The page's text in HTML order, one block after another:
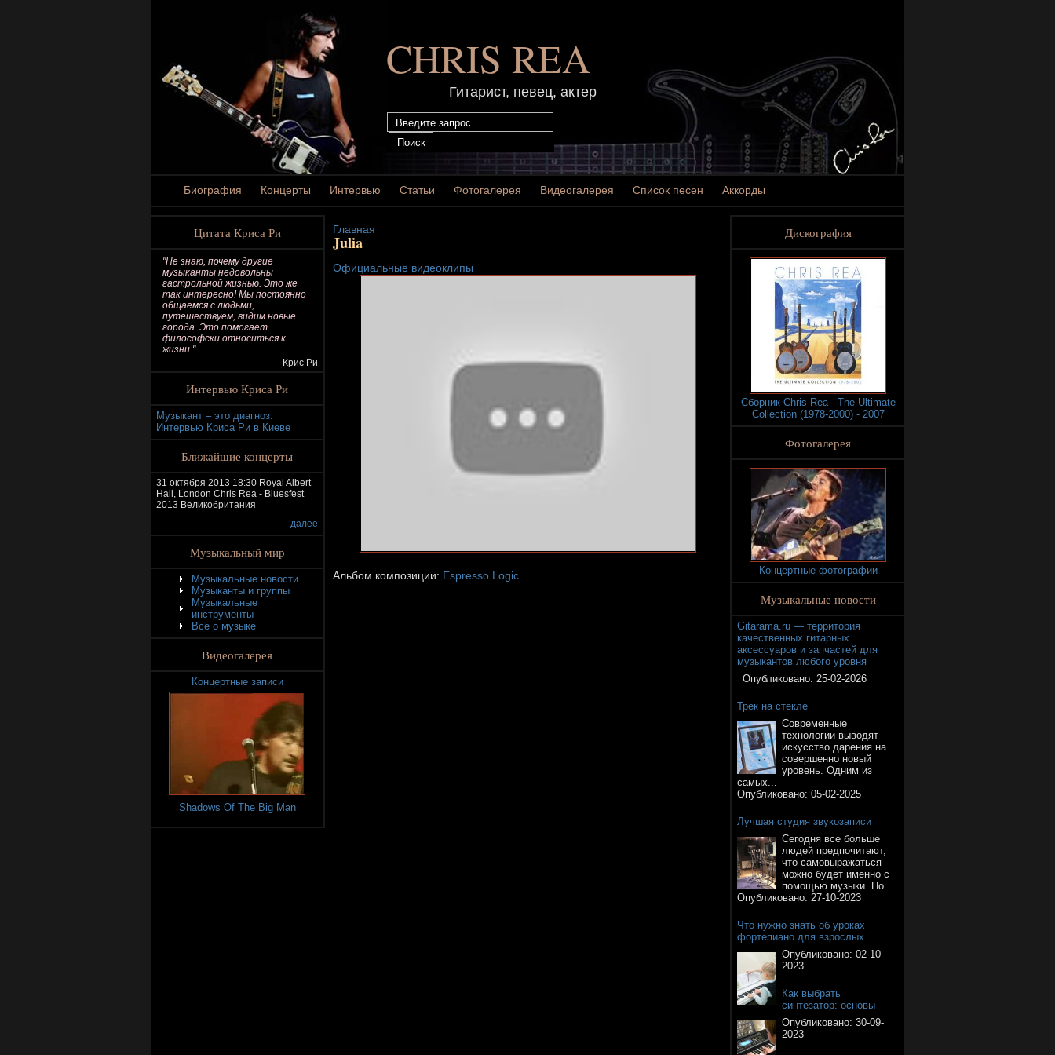
CHRIS REA
Гитарист, певец, актер
Биография Концерты Интервью Статьи Фотогалерея Видеогалерея Список песен Аккорды
Цитата Криса Ри
"Не знаю, почему другие
музыканты недовольны
гастрольной жизнью. Это же
так интересно! Мы постоянно
общаемся с людьми,
путешествуем, видим новые
города. Это помогает
философски относиться к
жизни."
Крис Ри
Интервью Криса Ри
Музыкант – это диагноз.
Интервью Криса Ри в Киеве
Ближайшие концерты
31 октября 2013 18:30 Royal Albert
Hall, London Chris Rea - Bluesfest
2013 Великобритания
далее
Музыкальный мир
Музыкальные новости
Музыканты и группы
Музыкальные
инструменты
Все о музыке
Видеогалерея
Концертные записи
Shadows Of The Big Man
Главная
Julia
Официальные видеоклипы
Альбом композиции: Espresso Logic
Дискография
Сборник Chris Rea - The Ultimate
Collection (1978-2000) - 2007
Фотогалерея
Концертные фотографии
Музыкальные новости
Gitarama.ru — территория
качественных гитарных
аксессуаров и запчастей для
музыкантов любого уровня
Опубликовано: 25-02-2026
Трек на стекле
Современные
технологии выводят
искусство дарения на
совершенно новый
уровень. Одним из
самых...
Опубликовано: 05-02-2025
Лучшая студия звукозаписи
Сегодня все больше
людей предпочитают,
что самовыражаться
можно будет именно с
помощью музыки. По...
Опубликовано: 27-10-2023
Что нужно знать об уроках
фортепиано для взрослых
Опубликовано: 02-10-
2023
Как выбрать
синтезатор: основы
Опубликовано: 30-09-
2023